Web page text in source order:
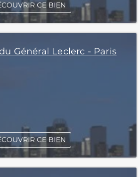
CE BIEN
Général Leclerc - Paris
CE BIEN